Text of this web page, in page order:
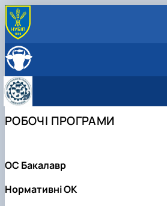
ABOUT
EDUCATION
Courses
RESEARCH
Scientific achievements
РОБОЧІ ПРОГРАМИ
ОС Бакалавр
Нормативні ОК